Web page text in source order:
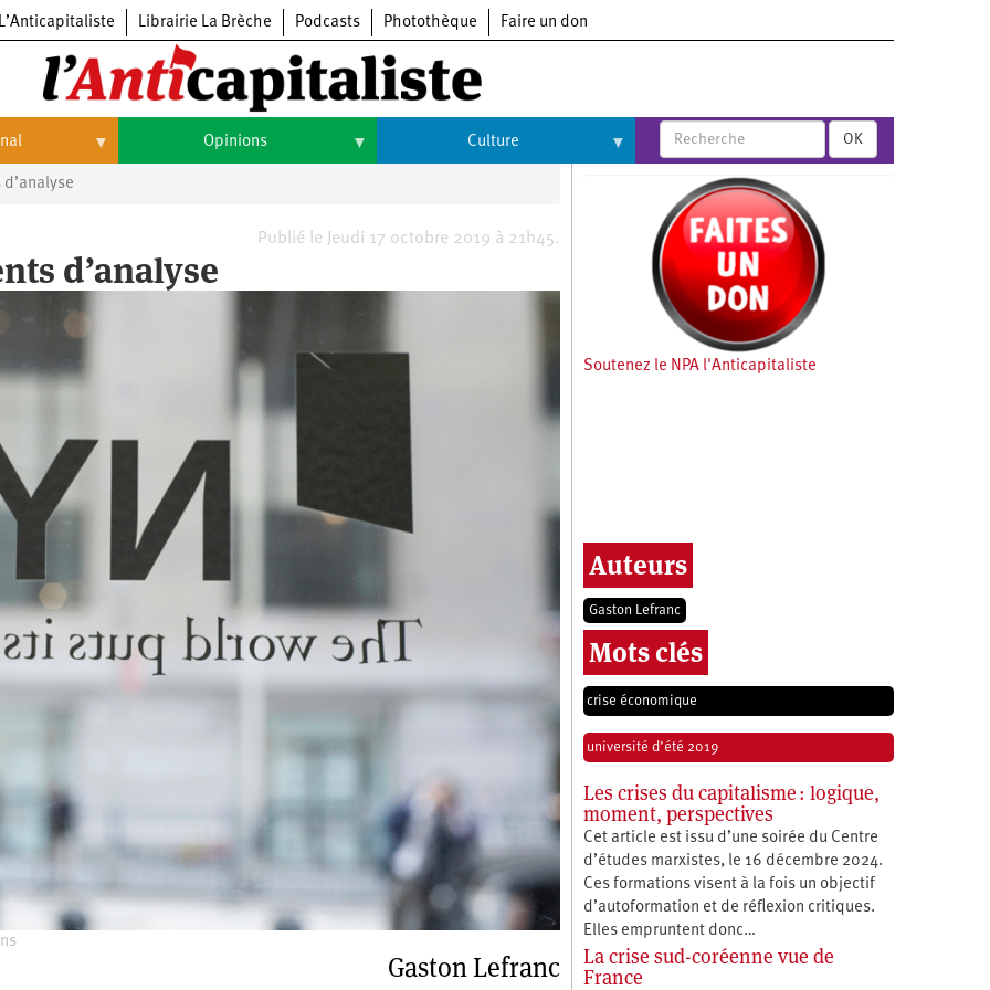
L’Anticapitaliste Librairie La Brèche Podcasts Photothèque Faire un don
Opinions Culture
Arts
OK
Publié le Jeudi 17 octobre 2019 à 21h45.
d’analyse
Gaston Lefranc
Soutenez le NPA l'Anticapitaliste
Auteurs
Gaston Lefranc
Mots clés
crise économique
université d’été 2019
Les crises du capitalisme : logique,
moment, perspectives
Cet article est issu d’une soirée du Centre
d’études marxistes, le 16 décembre 2024.
Ces formations visent à la fois un objectif
d’autoformation et de réflexion critiques.
Elles empruntent donc…
La crise sud-coréenne vue de
France